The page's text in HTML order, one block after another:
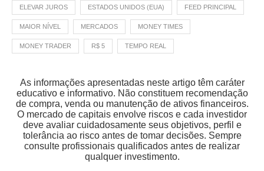
ELEVAR JUROS ESTADOS UNIDOS (EUA) FEED PRINCIPAL
MAIOR NÍVEL MERCADOS MONEY TIMES
MONEY TRADER R$ 5 TEMPO REAL
As informações apresentadas neste artigo têm caráter
educativo e informativo. Não constituem recomendação
de compra, venda ou manutenção de ativos financeiros.
O mercado de capitais envolve riscos e cada investidor
deve avaliar cuidadosamente seus objetivos, perfil e
tolerância ao risco antes de tomar decisões. Sempre
consulte profissionais qualificados antes de realizar
qualquer investimento.